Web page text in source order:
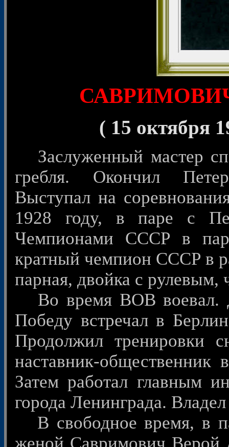
САВРИМОВИЧ
( 15 октября
Заслуженный мастер
гребля. Окончил
Выступал на
1928 году, в паре с
Чемпионами СССР в
кратный чемпион СССР в
парная, двойка с рулевым,
Во время ВОВ воевал.
Победу встречал в
Продолжил тренировки
наставник-
Затем работал главным
города Ленинграда.
В свободное время, в
женой Савримович Верой